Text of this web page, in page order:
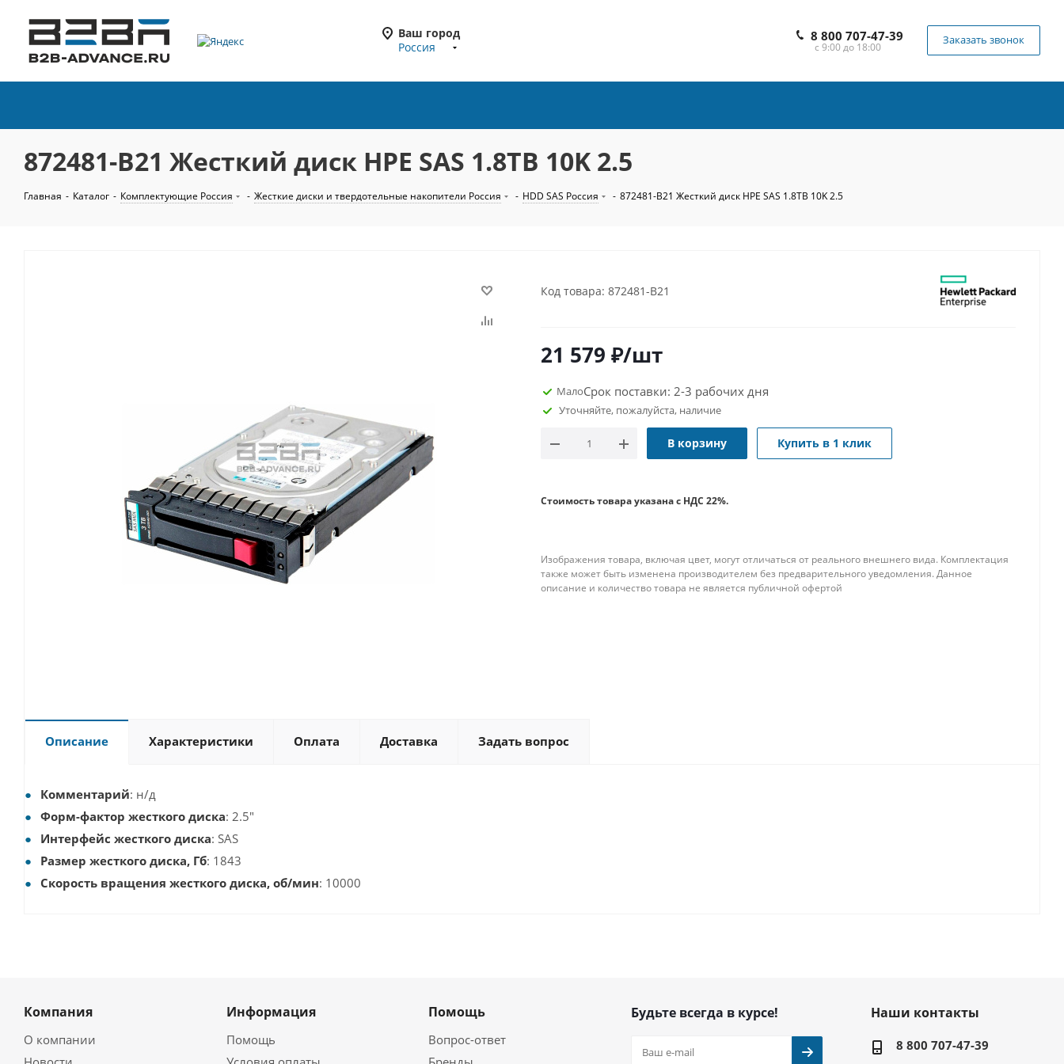
Ваш город
Россия
8 800 707-47-39
с 9:00 до 18:00
Заказать звонок
872481-B21 Жесткий диск HPE SAS 1.8TB 10K 2.5
Главная - Каталог - Комплектующие Россия - Жесткие диски и твердотельные накопители Россия - HDD SAS Россия - 872481-B21 Жесткий диск HPE SAS 1.8TB 10K 2.5
Код товара: 872481-B21
21 579 ₽/шт
МалоСрок поставки: 2-3 рабочих дня
Уточняйте, пожалуйста, наличие
В корзину Купить в 1 клик
Стоимость товара указана с НДС 22%.
Изображения товара, включая цвет, могут отличаться от реального внешнего вида. Комплектация
также может быть изменена производителем без предварительного уведомления. Данное
описание и количество товара не является публичной офертой
Описание Характеристики Оплата Доставка Задать вопрос
Комментарий: н/д
Форм-фактор жесткого диска: 2.5"
Интерфейс жесткого диска: SAS
Размер жесткого диска, Гб: 1843
Скорость вращения жесткого диска, об/мин: 10000
Компания
О компании
Информация
Помощь
Помощь
Вопрос-ответ
Будьте всегда в курсе! Наши контакты
8 800 707-47-39